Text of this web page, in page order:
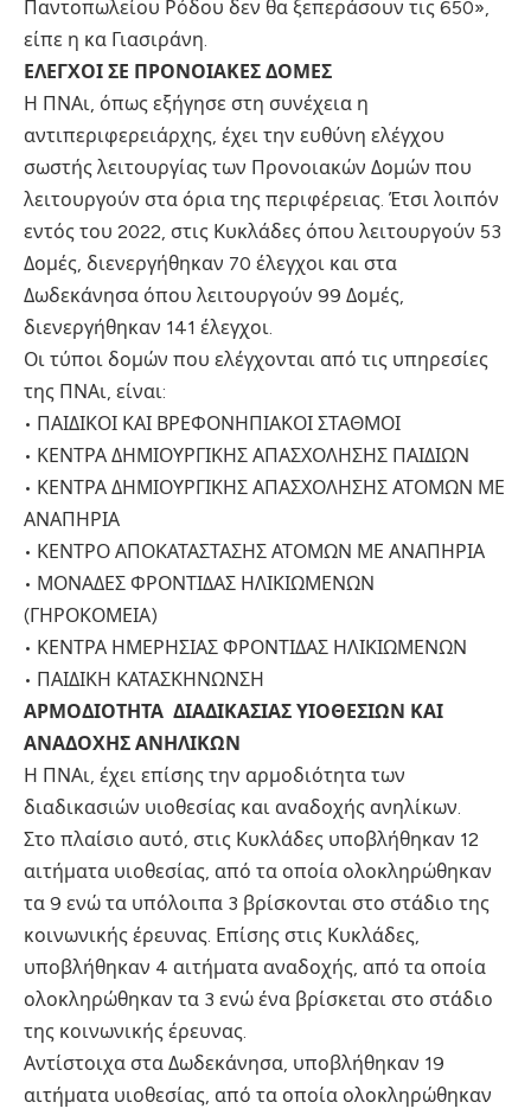
Παντοπωλείου Ρόδου δεν θα ξεπεράσουν τις 650»,
είπε η κα Γιασιράνη.
ΕΛΕΓΧΟΙ ΣΕ ΠΡΟΝΟΙΑΚΕΣ ΔΟΜΕΣ
Η ΠΝΑι, όπως εξήγησε στη συνέχεια η
αντιπεριφερειάρχης, έχει την ευθύνη ελέγχου
σωστής λειτουργίας των Προνοιακών Δομών που
λειτουργούν στα όρια της περιφέρειας. Έτσι λοιπόν
εντός του 2022, στις Κυκλάδες όπου λειτουργούν 53
Δομές, διενεργήθηκαν 70 έλεγχοι και στα
Δωδεκάνησα όπου λειτουργούν 99 Δομές,
διενεργήθηκαν 141 έλεγχοι.
Οι τύποι δομών που ελέγχονται από τις υπηρεσίες
της ΠΝΑι, είναι:
• ΠΑΙΔΙΚΟΙ ΚΑΙ ΒΡΕΦΟΝΗΠΙΑΚΟΙ ΣΤΑΘΜΟΙ
• ΚΕΝΤΡΑ ΔΗΜΙΟΥΡΓΙΚΗΣ ΑΠΑΣΧΟΛΗΣΗΣ ΠΑΙΔΙΩΝ
• ΚΕΝΤΡΑ ΔΗΜΙΟΥΡΓΙΚΗΣ ΑΠΑΣΧΟΛΗΣΗΣ ΑΤΟΜΩΝ ΜΕ
ΑΝΑΠΗΡΙΑ
• ΚΕΝΤΡΟ ΑΠΟΚΑΤΑΣΤΑΣΗΣ ΑΤΟΜΩΝ ΜΕ ΑΝΑΠΗΡΙΑ
• ΜΟΝΑΔΕΣ ΦΡΟΝΤΙΔΑΣ ΗΛΙΚΙΩΜΕΝΩΝ
(ΓΗΡΟΚΟΜΕΙΑ)
• ΚΕΝΤΡΑ ΗΜΕΡΗΣΙΑΣ ΦΡΟΝΤΙΔΑΣ ΗΛΙΚΙΩΜΕΝΩΝ
• ΠΑΙΔΙΚΗ ΚΑΤΑΣΚΗΝΩΝΣΗ
ΑΡΜΟΔΙΟΤΗΤΑ ΔΙΑΔΙΚΑΣΙΑΣ ΥΙΟΘΕΣΙΩΝ ΚΑΙ
ΑΝΑΔΟΧΗΣ ΑΝΗΛΙΚΩΝ
Η ΠΝΑι, έχει επίσης την αρμοδιότητα των
διαδικασιών υιοθεσίας και αναδοχής ανηλίκων.
Στο πλαίσιο αυτό, στις Κυκλάδες υποβλήθηκαν 12
αιτήματα υιοθεσίας, από τα οποία ολοκληρώθηκαν
τα 9 ενώ τα υπόλοιπα 3 βρίσκονται στο στάδιο της
κοινωνικής έρευνας. Επίσης στις Κυκλάδες,
υποβλήθηκαν 4 αιτήματα αναδοχής, από τα οποία
ολοκληρώθηκαν τα 3 ενώ ένα βρίσκεται στο στάδιο
της κοινωνικής έρευνας.
Αντίστοιχα στα Δωδεκάνησα, υποβλήθηκαν 19
αιτήματα υιοθεσίας, από τα οποία ολοκληρώθηκαν